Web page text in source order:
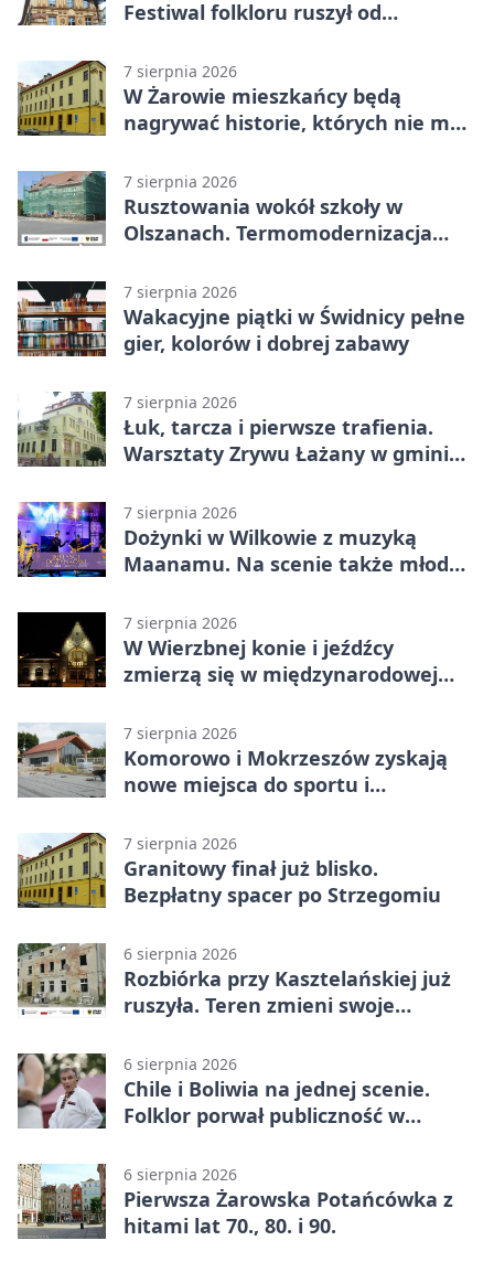
Festiwal folkloru ruszył od
7 sierpnia 2026
W Żarowie mieszkańcy będą
nagrywać historie, których nie ma
7 sierpnia 2026
Rusztowania wokół szkoły w
Olszanach. Termomodernizacja
7 sierpnia 2026
Wakacyjne piątki w Świdnicy pełne
gier, kolorów i dobrej zabawy
7 sierpnia 2026
Łuk, tarcza i pierwsze trafienia.
Warsztaty Zrywu Łażany w gminie
7 sierpnia 2026
Dożynki w Wilkowie z muzyką
Maanamu. Na scenie także młode
7 sierpnia 2026
W Wierzbnej konie i jeźdźcy
zmierzą się w międzynarodowej
7 sierpnia 2026
Komorowo i Mokrzeszów zyskają
nowe miejsca do sportu i
7 sierpnia 2026
Granitowy finał już blisko.
Bezpłatny spacer po Strzegomiu
6 sierpnia 2026
Rozbiórka przy Kasztelańskiej już
ruszyła. Teren zmieni swoje
6 sierpnia 2026
Chile i Boliwia na jednej scenie.
Folklor porwał publiczność w
6 sierpnia 2026
Pierwsza Żarowska Potańcówka z
hitami lat 70., 80. i 90.